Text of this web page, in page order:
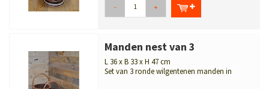
- +
Manden nest van 3
L 36 x B 33 x H 47 cm
Set van 3 ronde wilgentenen manden in